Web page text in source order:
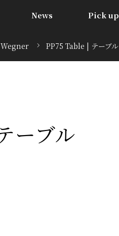
News Pick up
PP75 Table | テーブル
ーブル